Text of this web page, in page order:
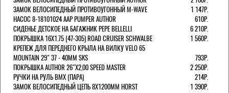
ЗАМОК ВЕЛОСИПЕДНЫЙ ПРОТИВОУГОННЫЙ M-WAVE
1 147Р.
НАСОС 8-18101024 AAP PUMPER AUTHOR
610Р.
СИДЕНЬЕ ДЕТСКОЕ НА БАГАЖНИК PEPE BELLELLI
6 210Р.
ПОКРЫШКА 16X1.75 (47-305) ROAD CRUISER SCHWALBE
1 560Р.
КРЕПЕЖ ДЛЯ ПЕРЕДНЕГО КРЫЛА НА ВИЛКУ VELO 65
MOUNTAIN 29" 37 - 40ММ SKS
793Р.
ПОКРЫШКА AUTHOR 26"Х2,00 SPEED MASTER
2 250Р.
РУЧКИ НА РУЛЬ BMX (ПАРА)
214Р.
ЗАМОК ВЕЛОCИПЕДНЫЙ ЦЕПЬ 8Х1200ММ HORST
1 390Р.